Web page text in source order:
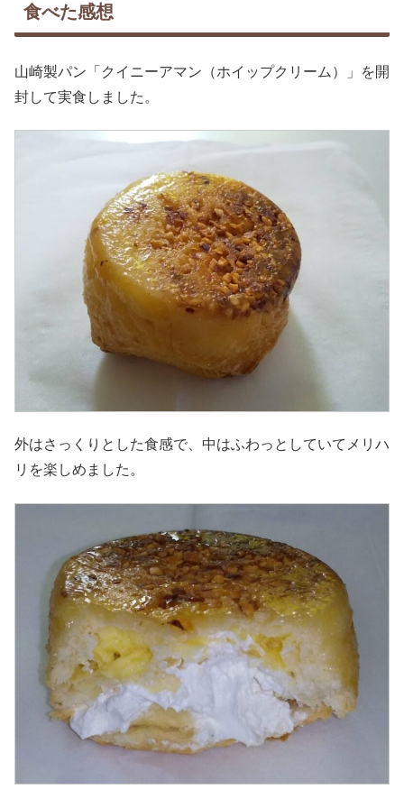
食べた感想
山崎製パン「クイニーアマン（ホイップクリーム）」を開
封して実食しました。
外はさっくりとした食感で、中はふわっとしていてメリハ
リを楽しめました。